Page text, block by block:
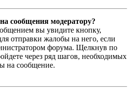
сообщения модератору?
вы увидите кнопку,
отправки жалобы на него, если
форума. Щелкнув по
через ряд шагов, необходимых
на сообщение.